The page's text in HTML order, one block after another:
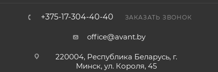
+375-17-304-40-40 ЗАКАЗАТЬ ЗВОНОК
office@avant.by
220004, Республика Беларусь, г.
Минск, ул. Короля, 45